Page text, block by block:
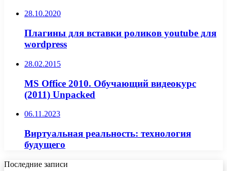
28.10.2020
Плагины для вставки роликов youtube для
wordpress
28.02.2015
MS Office 2010. Обучающий видеокурс
(2011) Unpacked
06.11.2023
Виртуальная реальность: технология
будущего
Последние записи